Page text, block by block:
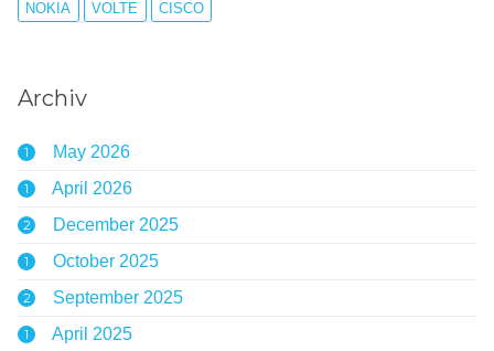
NOKIA VOLTE CISCO
Archiv
1 May 2026
1 April 2026
2 December 2025
1 October 2025
2 September 2025
1 April 2025